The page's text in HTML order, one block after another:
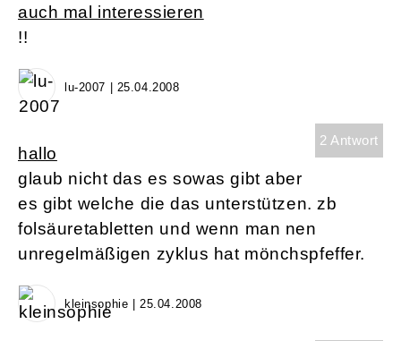
auch mal interessieren
!!
lu-2007 | 25.04.2008
2 Antwort
hallo
glaub nicht das es sowas gibt aber
es gibt welche die das unterstützen. zb
folsäuretabletten und wenn man nen
unregelmäßigen zyklus hat mönchspfeffer.
kleinsophie | 25.04.2008